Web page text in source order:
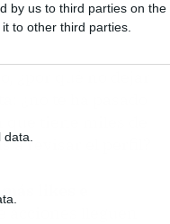
by us to third parties on the
to other third parties.
de patrocinadores
¿por qué no dejar
¿no te ha pasado
tiene miles de
a revisar el perfil?
likes e
lleguen